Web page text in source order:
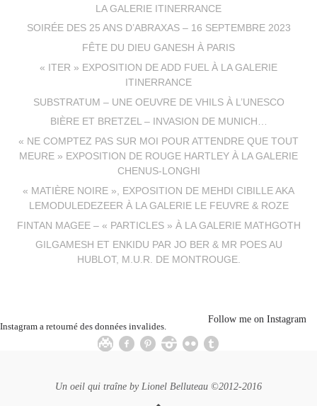
LA GALERIE ITINERRANCE
SOIRÉE DES 25 ANS D’ABRAXAS – 16 SEPTEMBRE 2023
FÊTE DU DIEU GANESH À PARIS
« ITER » EXPOSITION DE ADD FUEL À LA GALERIE
ITINERRANCE
SUBSTRATUM – UNE OEUVRE DE VHILS À L’UNESCO
BIÈRE ET BRETZEL – INVASION DE MUNICH…
« NE COMPTEZ PAS SUR MOI POUR ATTENDRE QUE TOUT
MEURE » EXPOSITION DE ROUGE HARTLEY À LA GALERIE
CHENUS-LONGHI
« MATIÈRE NOIRE », EXPOSITION DE MEHDI CIBILLE AKA
LEMODULEDEZEER À LA GALERIE LE FEUVRE & ROZE
FINTAN MAGEE – « PARTICLES » À LA GALERIE MATHGOTH
GILGAMESH ET ENKIDU PAR JO BER & MR POES AU
HUBLOT, M.U.R. DE MONTROUGE.
Instagram a retourné des données invalides.
Follow me on Instagram
Un oeil qui traîne by Lionel Belluteau ©2012-2016